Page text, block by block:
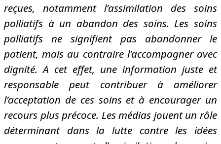
reçues, notamment l’assimilation des soins
palliatifs à un abandon des soins. Les soins
palliatifs ne signifient pas abandonner le
patient, mais au contraire l’accompagner avec
dignité. A cet effet, une information juste et
responsable peut contribuer à améliorer
l’acceptation de ces soins et à encourager un
recours plus précoce. Les médias jouent un rôle
déterminant dans la lutte contre les idées